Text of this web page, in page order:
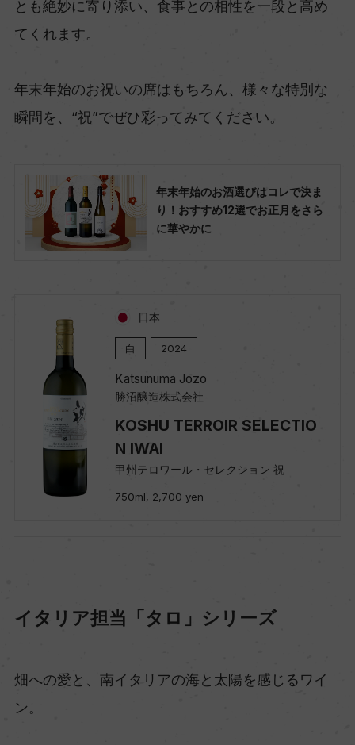
とも絶妙に寄り添い、食事との相性を一段と高め
てくれます。
年末年始のお祝いの席はもちろん、様々な特別な
瞬間を、“祝”でぜひ彩ってみてください。
年末年始のお酒選びはコレで決ま
り！おすすめ12選でお正月をさら
に華やかに
日本
白 2024
Katsunuma Jozo
勝沼醸造株式会社
KOSHU TERROIR SELECTIO
N IWAI
甲州テロワール・セレクション 祝
750ml, 2,700 yen
イタリア担当「タロ」シリーズ
畑への愛と、南イタリアの海と太陽を感じるワイ
ン。